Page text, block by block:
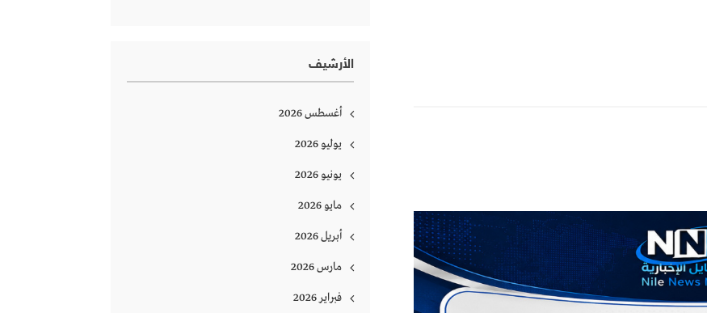
الأرشيف
أغسطس 2026
يوليو 2026
يونيو 2026
مايو 2026
أبريل 2026
مارس 2026
فبراير 2026